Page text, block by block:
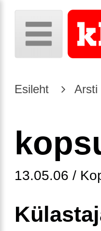
Esileht Arsti
13.05.06 /